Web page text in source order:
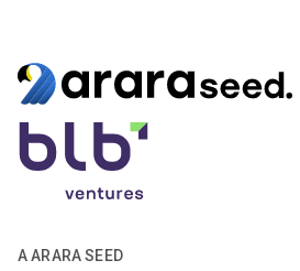
A ARARA SEED